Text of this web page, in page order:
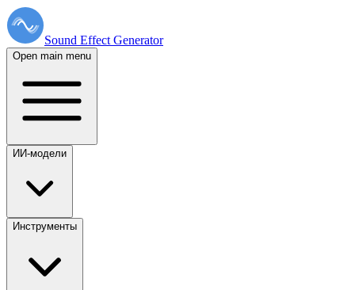
Sound Effect Generator
Open main menu
ИИ-модели
Инструменты